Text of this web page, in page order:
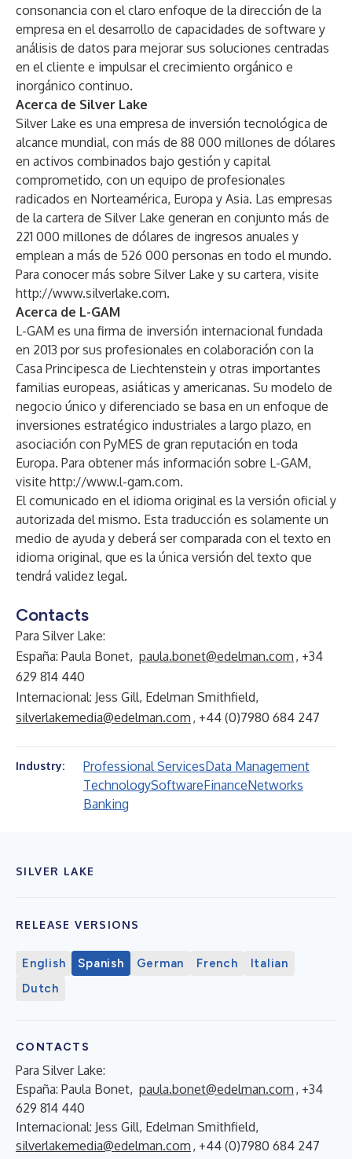
consonancia con el claro enfoque de la dirección de la
empresa en el desarrollo de capacidades de software y
análisis de datos para mejorar sus soluciones centradas
en el cliente e impulsar el crecimiento orgánico e
inorgánico continuo.
Acerca de Silver Lake
Silver Lake es una empresa de inversión tecnológica de
alcance mundial, con más de 88 000 millones de dólares
en activos combinados bajo gestión y capital
comprometido, con un equipo de profesionales
radicados en Norteamérica, Europa y Asia. Las empresas
de la cartera de Silver Lake generan en conjunto más de
221 000 millones de dólares de ingresos anuales y
emplean a más de 526 000 personas en todo el mundo.
Para conocer más sobre Silver Lake y su cartera, visite
http://www.silverlake.com.
Acerca de L-GAM
L-GAM es una firma de inversión internacional fundada
en 2013 por sus profesionales en colaboración con la
Casa Principesca de Liechtenstein y otras importantes
familias europeas, asiáticas y americanas. Su modelo de
negocio único y diferenciado se basa en un enfoque de
inversiones estratégico industriales a largo plazo, en
asociación con PyMES de gran reputación en toda
Europa. Para obtener más información sobre L-GAM,
visite http://www.l-gam.com.
El comunicado en el idioma original es la versión oficial y
autorizada del mismo. Esta traducción es solamente un
medio de ayuda y deberá ser comparada con el texto en
idioma original, que es la única versión del texto que
tendrá validez legal.
Contacts
Para Silver Lake:
España: Paula Bonet, paula.bonet@edelman.com , +34
629 814 440
Internacional: Jess Gill, Edelman Smithfield,
silverlakemedia@edelman.com , +44 (0)7980 684 247
Industry: Professional ServicesData Management
TechnologySoftwareFinanceNetworks
Banking
SILVER LAKE
RELEASE VERSIONS
English Spanish German French
Italian
Dutch
CONTACTS
Para Silver Lake:
España: Paula Bonet, paula.bonet@edelman.com , +34
629 814 440
Internacional: Jess Gill, Edelman Smithfield,
silverlakemedia@edelman.com , +44 (0)7980 684 247